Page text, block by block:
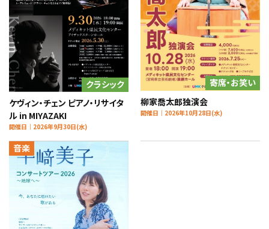
クラシック
ケヴィン・チェン ピアノ・リサイタ
ル in MIYAZAKI
開催日｜2026年9月30日(水)
寄席・お笑い
柳家喬太郎独演会
開催日｜2026年10月28日(水)
音楽